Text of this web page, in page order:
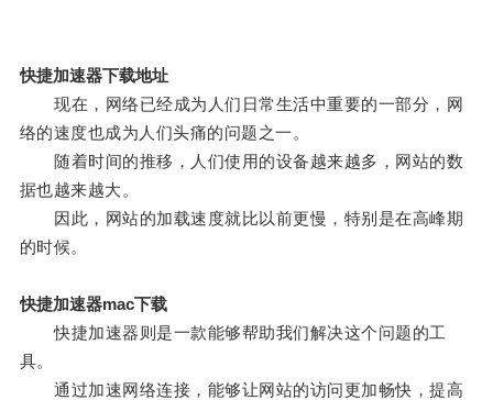
快捷加速器下载地址
现在，网络已经成为人们日常生活中重要的一部分，网
络的速度也成为人们头痛的问题之一。
随着时间的推移，人们使用的设备越来越多，网站的数
据也越来越大。
因此，网站的加载速度就比以前更慢，特别是在高峰期
的时候。
快捷加速器mac下载
快捷加速器则是一款能够帮助我们解决这个问题的工
具。
通过加速网络连接，能够让网站的访问更加畅快，提高